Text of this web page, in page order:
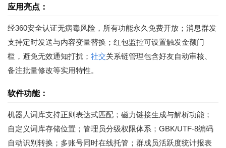
应用亮点：
经360安全认证无病毒风险，所有功能永久免费开放；消息群发
支持定时发送与内容变量替换；红包监控可设置触发金额门
槛，避免无效通知打扰； 社交关系链管理包含好友自动审核、
备注批量修改等实用特性。
软件功能：
机器人词库支持正则表达式匹配；磁力链接生成与解析功能；
自定义词库存储位置；管理员分级权限体系；GBK/UTF-8编码
自动识别转换；多账号同时在线托管；群成员活跃度统计报表